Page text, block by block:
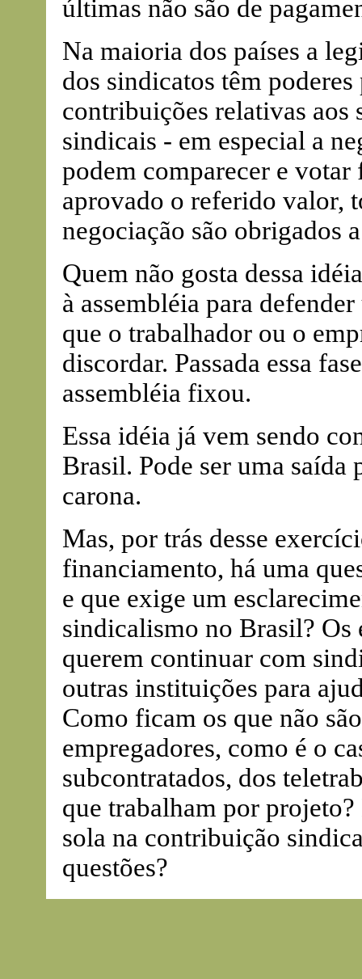
últimas não são de
Na maioria dos países a
dos sindicatos têm
contribuições relativas aos
sindicais - em especial a
podem comparecer e
aprovado o referido valor,
negociação são obrigados
Quem não gosta dessa
à assembléia para
que o trabalhador ou o
discordar. Passada essa
assembléia fixou.
Essa idéia já vem sendo
Brasil. Pode ser uma saída
carona.
Mas, por trás desse
financiamento, há uma
e que exige um
sindicalismo no Brasil? Os
querem continuar com
outras instituições para
Como ficam os que não
empregadores, como é o
subcontratados, dos
que trabalham por
sola na contribuição
questões?